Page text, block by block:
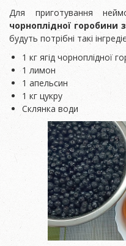
Для приготування
чорноплідної
будуть потрібні такі
1 кг ягід чорноплідної
1 лимон
1 апельсин
1 кг цукру
Склянка води